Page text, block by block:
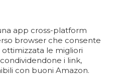
app cross-platform
browser che consente
le migliori
i link,
con buoni Amazon.